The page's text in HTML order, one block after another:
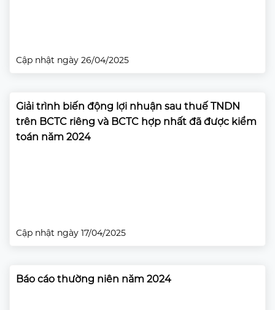
Cập nhật ngày 26/04/2025
Giải trình biến động lợi nhuận sau thuế TNDN
trên BCTC riêng và BCTC hợp nhất đã được kiểm
toán năm 2024
Cập nhật ngày 17/04/2025
Báo cáo thường niên năm 2024